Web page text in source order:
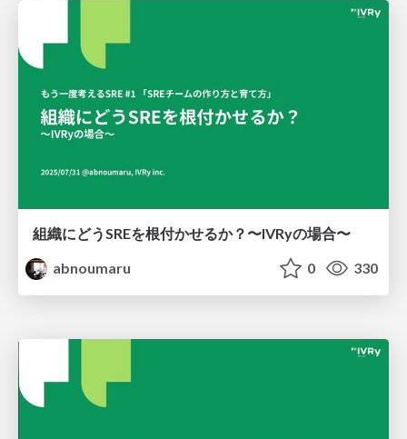
組織にどうSREを根付かせるか？〜IVRyの場合〜
abnoumaru
0 330